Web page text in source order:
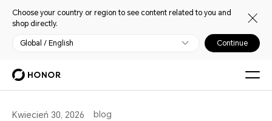
Choose your country or region to see content related to you and
shop directly.
Global / English Continue
Kwiecień 30, 2026 blog